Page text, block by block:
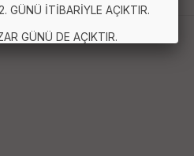
GÜNÜ İTİBARİYLE AÇIKTIR.
GÜNÜ DE AÇIKTIR.